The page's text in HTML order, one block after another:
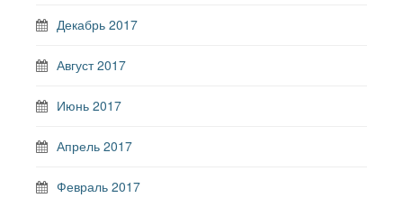
Декабрь 2017
Август 2017
Июнь 2017
Апрель 2017
Февраль 2017